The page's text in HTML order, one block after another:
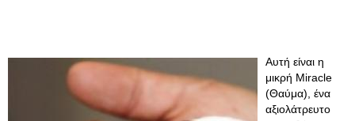
Αυτή είναι η
μικρή Miracle
(Θαύμα), ένα
αξιολάτρευτο